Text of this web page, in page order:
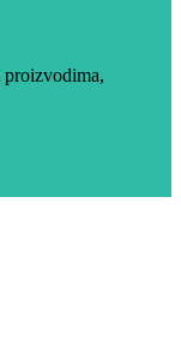
proizvodima,